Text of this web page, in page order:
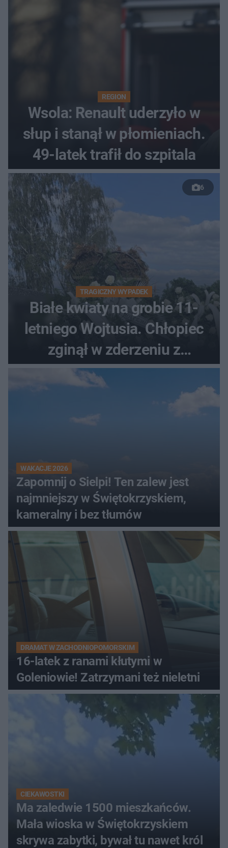
REGION
Wsola: Renault uderzyło w
słup i stanął w płomieniach.
49-latek trafił do szpitala
6
TRAGICZNY WYPADEK
Białe kwiaty na grobie 11-
letniego Wojtusia. Chłopiec
zginął w zderzeniu z
kombajnem
WAKACJE 2026
Zapomnij o Sielpi! Ten zalew jest
najmniejszy w Świętokrzyskiem,
kameralny i bez tłumów
DRAMAT W ZACHODNIOPOMORSKIM
16-latek z ranami kłutymi w
Goleniowie! Zatrzymani też nieletni
CIEKAWOSTKI
Ma zaledwie 1500 mieszkańców.
Mała wioska w Świętokrzyskiem
skrywa zabytki, bywał tu nawet król